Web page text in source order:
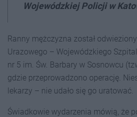
Wojewódzkiej Policji w
Ranny mężczyzna został
Urazowego – Wojewódzkiego
nr 5 im. Św. Barbary w Sosnowcu
gdzie przeprowadzono operację.
lekarzy – nie udało się go uratować.
Świadkowie wydarzenia mówią, że